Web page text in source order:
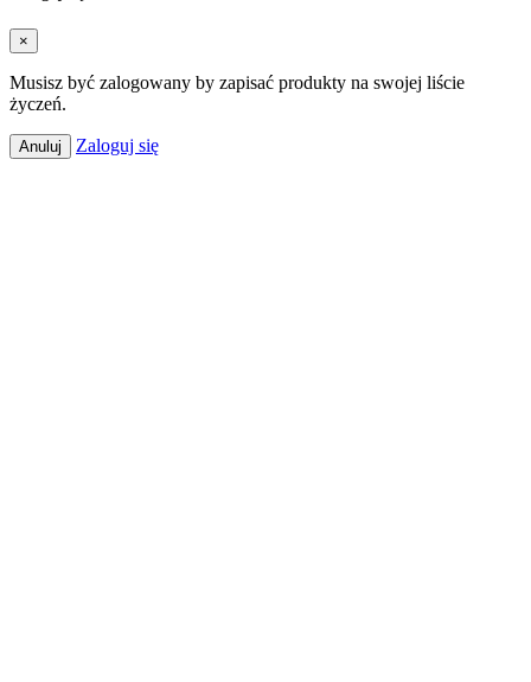
×
Musisz być zalogowany by zapisać produkty na swojej liście
życzeń.
Anuluj Zaloguj się